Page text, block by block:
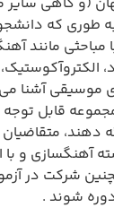
طوری که
مانند
موسیقی آشنا
قابل توجه از
دهند،
آهنگسازی و با
شرکت در
شوند .